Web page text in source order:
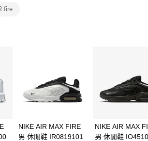
限公司。
先徵得法定代理人或監護人之同意方可使用
若未經同意申辦者引起之損失，本公司不負相關責
帳號或使用他人資訊註冊。若發現惡意使用之情形，
將有權停止該用戶之使用額度並採取法律行動。
fire
NIKE AIR MAX FIRE
男 休閒鞋 IR0819101
NIKE AIR MAX
男 休閒鞋